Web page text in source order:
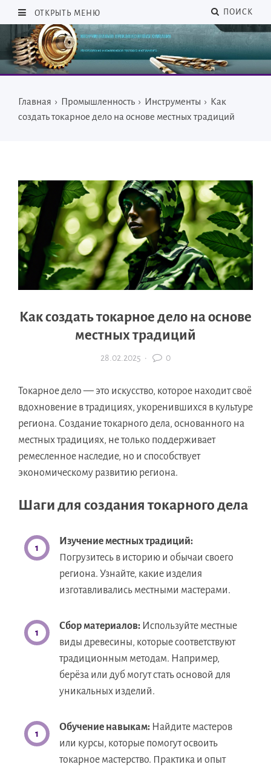
ОТКРЫТЬ МЕНЮ ПОИСК
Главная › Промышленность › Инструменты › Как
создать токарное дело на основе местных традиций
Как создать токарное дело на основе
местных традиций
28.02.2025 · 0
Токарное дело — это искусство, которое находит своё
вдохновение в традициях, укоренившихся в культуре
региона. Создание токарного дела, основанного на
местных традициях, не только поддерживает
ремесленное наследие, но и способствует
экономическому развитию региона.
Шаги для создания токарного дела
Изучение местных традиций:
Погрузитесь в историю и обычаи своего
региона. Узнайте, какие изделия
изготавливались местными мастерами.
Сбор материалов: Используйте местные
виды древесины, которые соответствуют
традиционным методам. Например,
берёза или дуб могут стать основой для
уникальных изделий.
Обучение навыкам: Найдите мастеров
или курсы, которые помогут освоить
токарное мастерство. Практика и опыт